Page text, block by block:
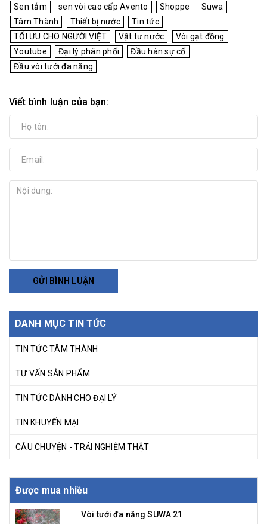
Sen tắm
sen vòi cao cấp Avento Shoppe
Suwa
Tâm Thành
Thiết bị nước
Tin tức
TỐI ƯU CHO NGƯỜI VIỆT
Vật tư nước
Vòi gạt đồng
Youtube
Đại lý phân phối
Đầu hàn sự cố
Đầu vòi tưới đa năng
Viết bình luận của bạn:
GỬI BÌNH LUẬN
DANH MỤC TIN TỨC
TIN TỨC TÂM THÀNH
TƯ VẤN SẢN PHẨM
TIN TỨC DÀNH CHO ĐẠI LÝ
TIN KHUYẾN MẠI
CÂU CHUYỆN - TRẢI NGHIỆM THẬT
Được mua nhiều
Vòi tưới đa năng SUWA 21